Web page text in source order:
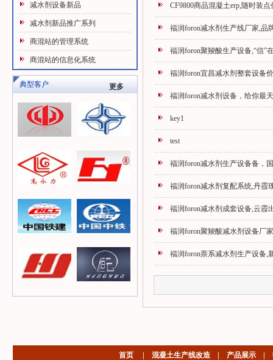
减水剂设备新品
减水剂新品推广系列
商混站的管理系统
商混站的信息化系统
典型客户 更多
CF9800商品混凝土erp,随时装
福润foron减水剂生产线厂家,品
福润foron聚羧酸生产设备,“信”
福润foron宜昌减水剂整套设备
福润foron减水剂设备，给你最
key1
test
福润foron减水剂生产设备备，
福润foron减水剂复配系统,丹霞
福润foron减水剂成套设备,云霞
福润foron聚羧酸减水剂设备厂
福润foron萘系减水剂生产设备,
首页 混凝土生产线改造 产品展示